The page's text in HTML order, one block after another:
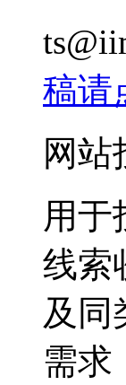
稿请
网站
用于
线索
及同
需求